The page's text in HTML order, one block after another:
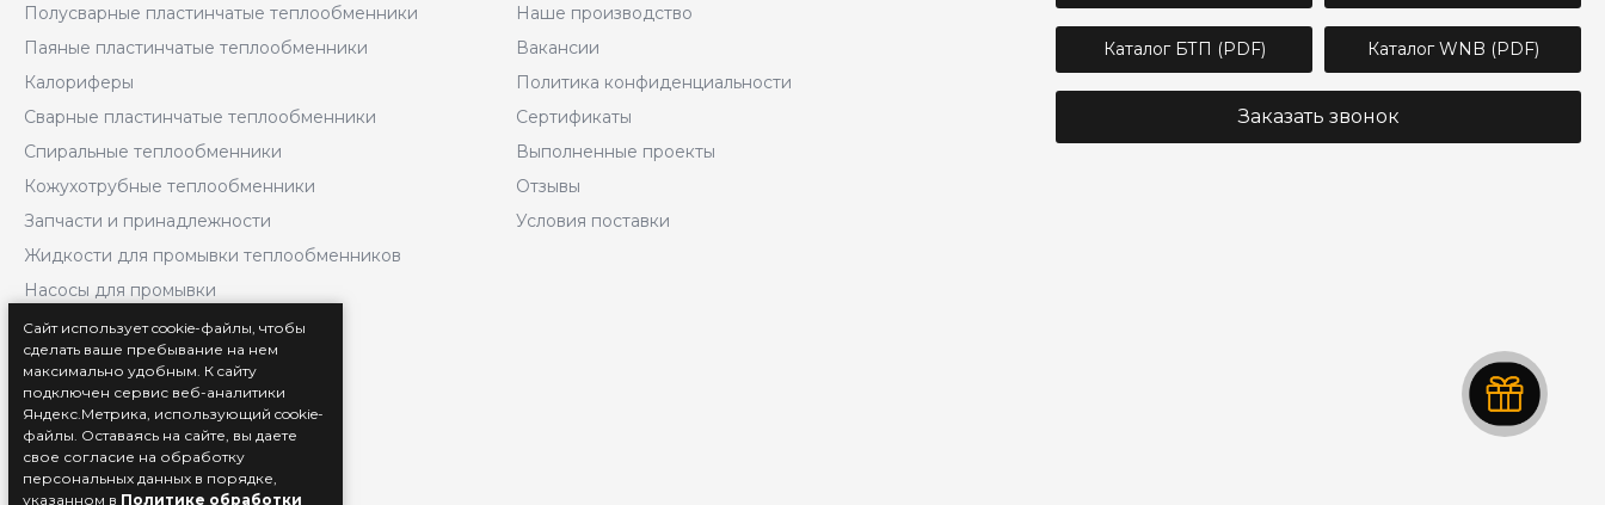
Сайт использует cookie-файлы, чтобы
сделать ваше пребывание на нем
максимально удобным. К cайту
подключен сервис веб-аналитики
Яндекс.Метрика, использующий cookie-
файлы. Оставаясь на сайте, вы даете
свое согласие на обработку
персональных данных в порядке,
указанном в Политике обработки
Полусварные пластинчатые теплообменники
Паяные пластинчатые теплообменники
Калориферы
Сварные пластинчатые теплообменники
Спиральные теплообменники
Кожухотрубные теплообменники
Запчасти и принадлежности
Жидкости для промывки теплообменников
Насосы для промывки
Комплекты быстрого монтажа
Насосные станции
Блок-контейнеры
Автоматика
Услуги металлообработки
Наше производство
Вакансии
Политика конфиденциальности
Сертификаты
Выполненные проекты
Отзывы
Условия поставки
Каталог БТП (PDF) Каталог WNB (PDF)
Заказать звонок